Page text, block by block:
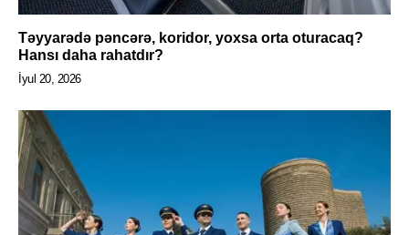
Təyyarədə pəncərə, koridor, yoxsa orta oturacaq?
Hansı daha rahatdır?
İyul 20, 2026